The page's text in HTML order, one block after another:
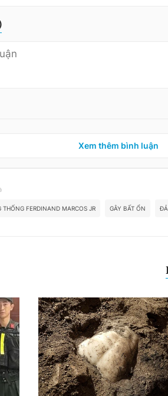
Xem thêm bình luận
THỐNG FERDINAND MARCOS JR GÂY BẤT ỔN